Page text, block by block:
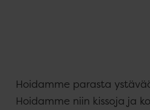
Hoidamme parasta
Hoidamme niin kissoja ja